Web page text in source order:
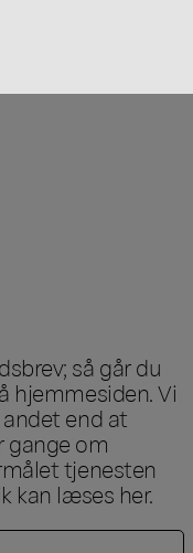
så går du
hjemmesiden. Vi
end at
gange om
tjenesten
kan læses her.